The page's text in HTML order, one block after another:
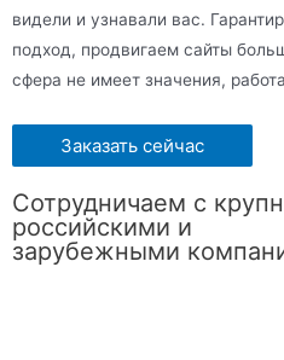
видели и узнавали вас.
подход, продвигаем сайты
сфера не имеет значения,
Заказать сейчас
Сотрудничаем с
российскими и
зарубежными